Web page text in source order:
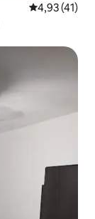
4,93 de uma
4,93 (41)